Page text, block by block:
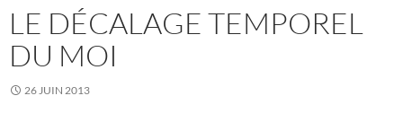
LE DÉCALAGE TEMPOREL
DU MOI
26 JUIN 2013